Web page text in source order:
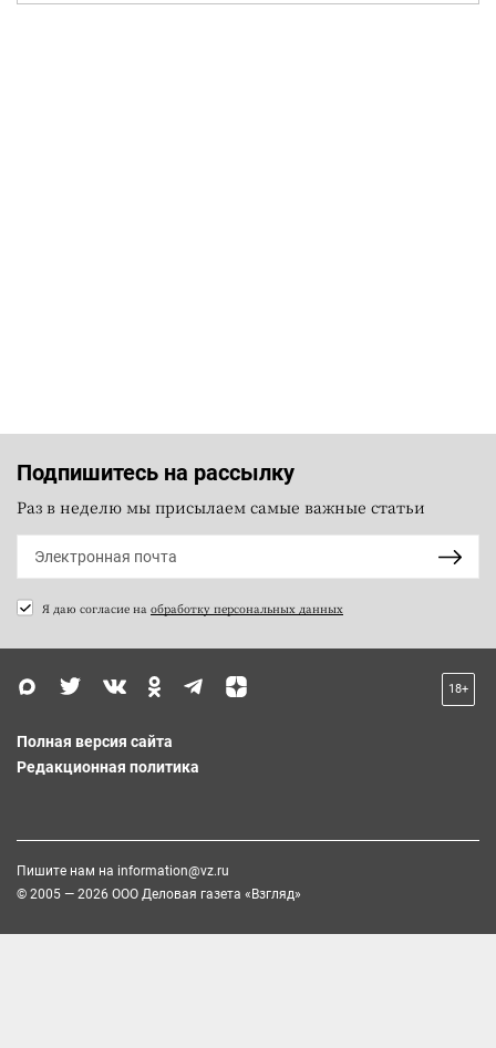
Подпишитесь на рассылку
Раз в неделю мы присылаем самые важные статьи
Я даю согласие на обработку персональных данных
18+
Полная версия сайта
Редакционная политика
Пишите нам на information@vz.ru
© 2005 — 2026 ООО Деловая газета «Взгляд»